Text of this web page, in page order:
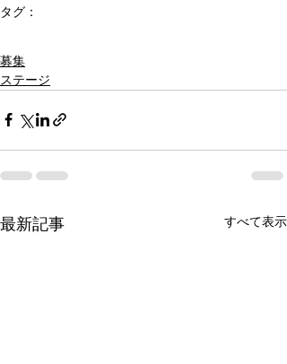
タグ：
募集
ステージ
最新記事 すべて表示